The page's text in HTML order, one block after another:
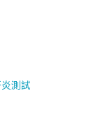
測試